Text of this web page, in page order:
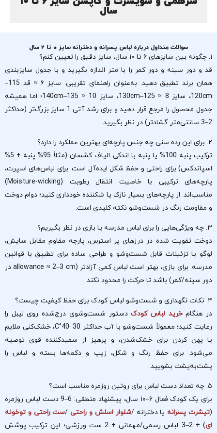
سال
سوالات متداول درباره لباس پسرانه و دخترانه سایز ۰ تا ۲ سال
۱. چگونه بین سایزهای ۶ تا ۱۰ سال، سایز دقیق را تعیین کنم؟
قد و دور سینه و دور کمر را با متر اندازه بگیرید و با جدول سایزبندی
همان برند تطبیق دهید. به‌عنوان راهنمای تقریبی: سایز ۶ ≈ قد 115–
120cm، سایز 8 ≈ 125–130cm، سایز 10 ≈ 135–140cm؛ اما همیشه
جدول محصول را مرجع قرار دهید و برای رشد آتی 1 سایز بزرگ‌تر (حداکثر
2–3 سانتی‌متر گشادتر) در نظر بگیرید.
۲. برای این رده سنی چه جنس پارچه‌ای بهترین عملکرد را دارد؟
ترکیب پنبه 100% یا پنبه با اندکی الیاف کشسان (مثلاً 95% پنبه + 5%
اسپاندکس) برای راحتی و حفظ شکل ایده‌آل است. برای لباس‌های اسپرت،
پارچه‌های ترکیبی با خاصیت انتقال رطوبت (Moisture-wicking)
مناسب‌اند. از پارچه‌های بسیار نازک یا شکننده خودداری کنید؛ دوام دوخت
و مقاومت رنگ در شست‌وشو نکته کلیدی است.
۳. چه ویژگی‌هایی را برای لباس مدرسه یا بازی در نظر بگیریم؟
دوخت تقویت شده در درزهای پر استرس، پارچه مقاوم مقابل سایش،
لوگو یا تزئینات قابل شست‌وشو و طراحی ساده برای تطبیق با قوانین
مدرسه. برای بازی، بهتر است لباس کمی آزادتر (allowance ≈ 2–3 cm در
دور سینه/کمر) باشد تا حرکت را محدود نکند.
۴. نکات نگهداری و شست‌وشو لباس کودک برای حفظ کیفیت چیست؟
در هنگامخرید لباس کودکدستور شست‌وشوی درج‌شده روی لیبل را
رعایت کنید؛ معمولاً شست‌وشو با آب حداکثر 30–40°C، خشک‌کنی ملایم
یا پهن کردن برای خشک‌شدن، و پرهیز از سفیدکننده قوی توصیه
می‌شود. برای حفظ رنگ و شکل، زیپ و دکمه‌ها بسته و لباس‌ را
پشت‌به‌پشت بشویید.
۵. چه تعداد دست لباس برای روتین روزمره مناسب است؟
برای یک کودک فعال ۶–۱۰ سال، پیشنهاد منطقی: 6–9 دست لباس روزمره
(تیشرت پسرانه یا دخترانه /شلوار اسلش و راحتی/ست راحتی و توخونه
ای
) + 2–3 لباس رسمی/مهمانی + 2 ست ورزشی؛ این ترکیب پوشش